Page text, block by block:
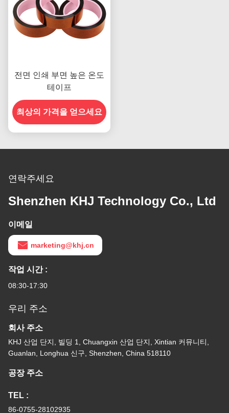
전면 인쇄 부면 높은 온도
테이프
최상의 가격을 얻으세요
연락주세요
Shenzhen KHJ Technology Co., Ltd
이메일
marketing@khj.cn
작업 시간 :
08:30-17:30
우리 주소
회사 주소
KHJ 산업 단지, 빌딩 1, Chuangxin 산업 단지, Xintian 커뮤니티,
Guanlan, Longhua 신구, Shenzhen, China 518110
공장 주소
TEL :
86-0755-28102935